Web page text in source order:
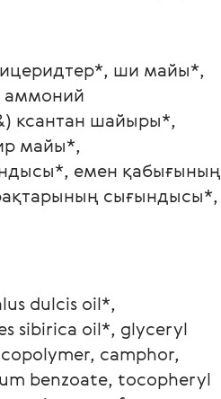
ши майы*,
аммоний
ксантан шайыры*,
майы*,
емен қабығының
сығындысы*,
dulcis oil*,
sibirica oil*, glyceryl
camphor,
benzoate, tocopheryl